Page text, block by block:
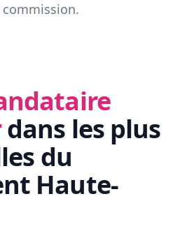
dans les plus
du
Haute-